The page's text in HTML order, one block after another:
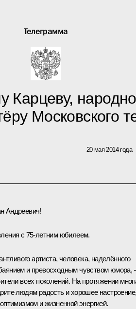
Телеграмма
Карцеву,
Московского
20 мая 2014 года
Андреевич!
с 75-летним юбилеем.
артиста, человека, наделённого
и превосходным чувством юмора,
всех поколений. На протяжении
людям радость и хорошее
и жизненной энергией.